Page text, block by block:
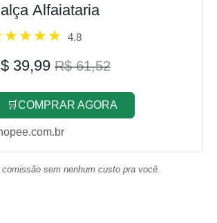
Alfaiataria
4.8
39,99 R$ 61,52
🛒COMPRAR AGORA
sem nenhum custo pra você.